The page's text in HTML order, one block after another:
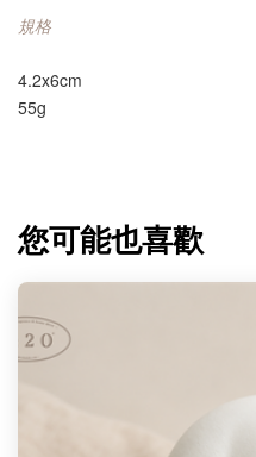
規格
4.2x6cm
55g
您可能也喜歡